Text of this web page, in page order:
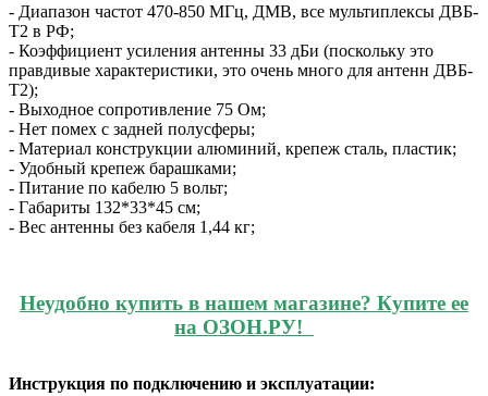
- Диапазон частот 470-850 МГц, ДМВ, все мультиплексы ДВБ-
T2 в РФ;
- Коэффициент усиления антенны 33 дБи (поскольку это
правдивые характеристики, это очень много для антенн ДВБ-
T2);
- Выходное сопротивление 75 Ом;
- Нет помех с задней полусферы;
- Материал конструкции алюминий, крепеж сталь, пластик;
- Удобный крепеж барашками;
- Питание по кабелю 5 вольт;
- Габариты 132*33*45 см;
- Вес антенны без кабеля 1,44 кг;
Неудобно купить в нашем магазине? Купите ее
на ОЗОН.РУ!
Инструкция по подключению и эксплуатации: